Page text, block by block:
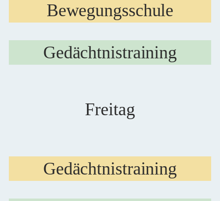
Bewegungsschule
Gedächtnistraining
Freitag
Gedächtnistraining